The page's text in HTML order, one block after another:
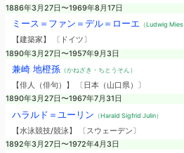
1886年3月27日〜1969年8月17日
ミース＝ファン＝デル＝ローエ （Ludwig
【建築家】 〔ドイツ〕
1890年3月27日〜1957年9月3日
兼崎 地橙孫（かねざき・ちとうそん）
【俳人（俳句）】 〔日本（山口県）〕
1890年3月27日〜1967年7月31日
ハラルド＝ユーリン （Harald Sigfrid Julin）
【水泳競技/競泳】 〔スウェーデン〕
1892年3月27日〜1972年4月3日